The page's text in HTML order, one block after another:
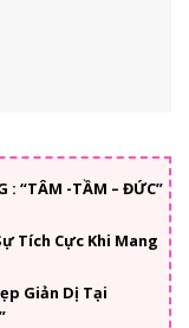
: “TÂM -TẦM – ĐỨC”
Tích Cực Khi Mang
Giản Dị Tại